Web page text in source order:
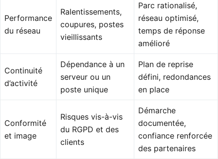
Performance
du réseau
Ralentissements,
coupures, postes
vieillissants
Parc rationalisé,
réseau optimisé,
temps de réponse
amélioré
Continuité
d’activité
Dépendance à un
serveur ou un
poste unique
Plan de reprise
défini, redondances
en place
Conformité
et image
Risques vis-à-vis
du RGPD et des
clients
Démarche
documentée,
confiance renforcée
des partenaires